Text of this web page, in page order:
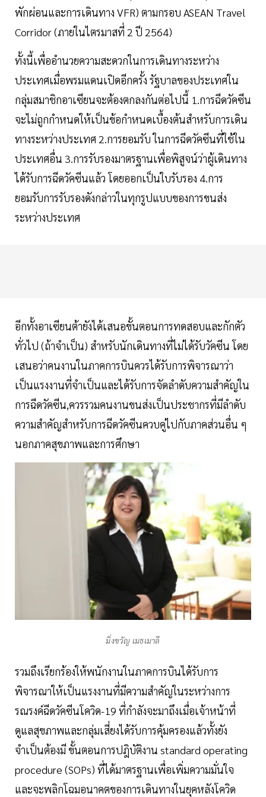
พักผ่อนและการเดินทาง VFR) ตามกรอบ ASEAN Travel
Corridor (ภายในไตรมาสที่ 2 ปี 2564)
ทั้งนี้เพื่ออำนวยความสะดวกในการเดินทางระหว่าง
ประเทศเมื่อพรมแดนเปิดอีกครั้ง รัฐบาลของประเทศใน
กลุ่มสมาชิกอาเซียนจะต้องตกลงกันต่อไปนี้ 1.การฉีดวัคซีน
จะไม่ถูกกำหนดให้เป็นข้อกำหนดเบื้องต้นสำหรับการเดิน
ทางระหว่างประเทศ 2.การยอมรับ ในการฉีดวัคซีนที่ใช้ใน
ประเทศอื่น 3.การรับรองมาตรฐานเพื่อพิสูจน์ว่าผู้เดินทาง
ได้รับการฉีดวัคซีนแล้ว โดยออกเป็นใบรับรอง 4.การ
ยอมรับการรับรองดังกล่าวในทุกรูปแบบของการขนส่ง
ระหว่างประเทศ
อีกทั้งอาเซียนต้ายังได้เสนอขั้นตอนการทดสอบและกักตัว
ทั่วไป (ถ้าจำเป็น) สำหรับนักเดินทางที่ไม่ได้รับวัคซีน โดย
เสนอว่าคนงานในภาคการบินควรได้รับการพิจารณาว่า
เป็นแรงงานที่จำเป็นและได้รับการจัดลำดับความสำคัญใน
การฉีดวัคซีน,ควรรวมคนงานขนส่งเป็นประชากรที่มีลำดับ
ความสำคัญสำหรับการฉีดวัคซีนควบคู่ไปกับภาคส่วนอื่น ๆ
นอกภาคสุขภาพและการศึกษา
มิ่งขวัญ เมธเมาลี
รวมถึงเรียกร้องให้พนักงานในภาคการบินได้รับการ
พิจารณาให้เป็นแรงงานที่มีความสำคัญในระหว่างการ
รณรงค์ฉีดวัคซีนโควิด-19 ที่กำลังจะมาถึงเมื่อเจ้าหน้าที่
ดูแลสุขภาพและกลุ่มเสี่ยงได้รับการคุ้มครองแล้วทั้งยัง
จำเป็นต้องมี ขั้นตอนการปฎิบัติงาน standard operating
procedure (SOPs) ที่ได้มาตรฐานเพื่อเพิ่มความมั่นใจ
และจะพลิกโฉมอนาคตของการเดินทางในยุคหลังโควิด